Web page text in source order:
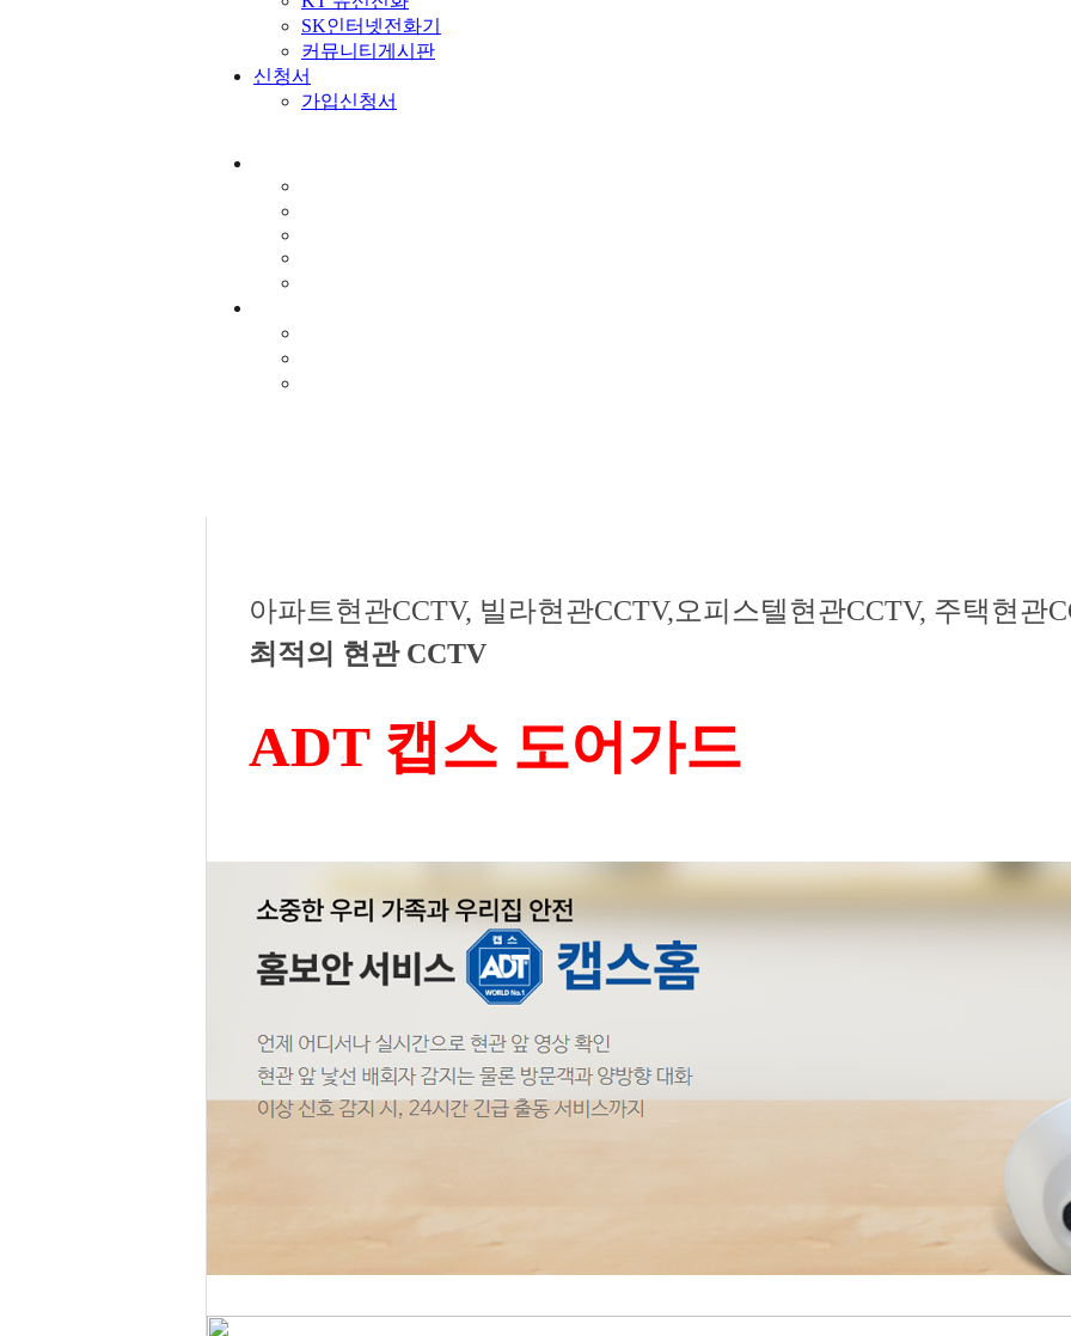
SK인터넷전화기
커뮤니티게시판
신청서
가입신청서
아파트현관CCTV, 빌라현관CCTV,오피스텔현관CCTV, 주택현관
최적의 현관 CCTV
ADT 캡스 도어가드